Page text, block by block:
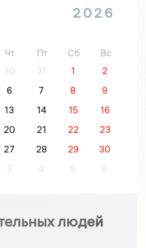
2026
Чт Пт Сб
Вс
30 31 1
2
6 7 8
9
13 14 15
16
20 21 22
23
27 28 29
30
3 4 5 6
людей